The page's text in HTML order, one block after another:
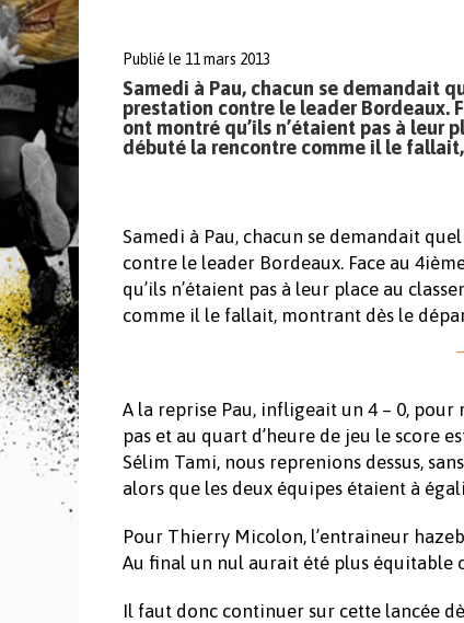
Publié le 11 mars 2013
Samedi à Pau, chacun se demandait
prestation contre le leader Bordeaux.
ont montré qu’ils n’étaient pas à leur
débuté la rencontre comme il le
Samedi à Pau, chacun se demandait
contre le leader Bordeaux. Face au
qu’ils n’étaient pas à leur place au
comme il le fallait, montrant dès le
A la reprise Pau, infligeait un 4 – 0, pour
pas et au quart d’heure de jeu le score
Sélim Tami, nous reprenions dessus,
alors que les deux équipes étaient à
Pour Thierry Micolon, l’entraineur
Au final un nul aurait été plus équitable
Il faut donc continuer sur cette lancée